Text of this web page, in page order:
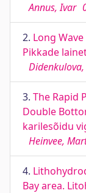
Annus, Ivar
2. Long
Pikkade
3. The Rapid
Double
karilesõidu
Heinvee,
4.
Bay area.